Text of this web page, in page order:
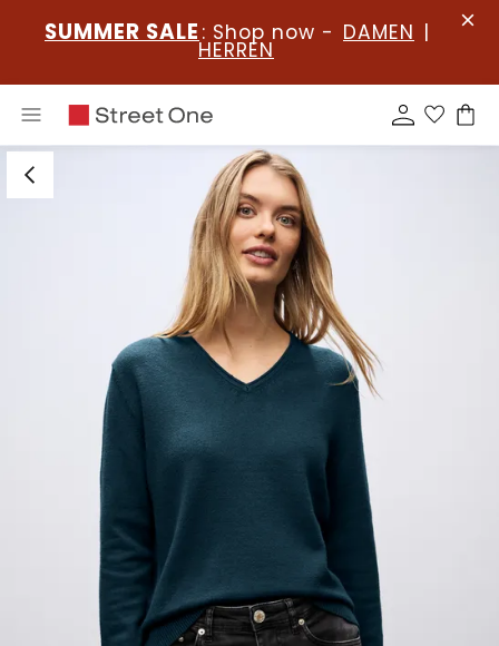
SUMMER SALE : Shop now - DAMEN |
HERREN